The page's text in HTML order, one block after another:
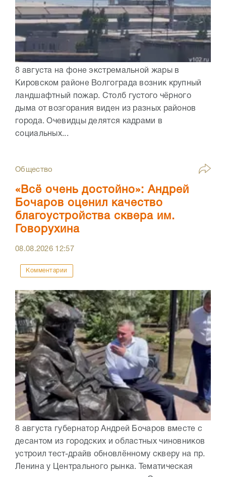
8 августа на фоне экстремальной жары в
Кировском районе Волгограда возник крупный
ландшафтный пожар. Столб густого чёрного
дыма от возгорания виден из разных районов
города. Очевидцы делятся кадрами в
социальных...
Общество
«Всё очень достойно»: Андрей
Бочаров оценил качество
благоустройства сквера им.
Говорухина
08.08.2026 12:57
Комментарии
8 августа губернатор Андрей Бочаров вместе с
десантом из городских и областных чиновников
устроил тест-драйв обновлённому скверу на пр.
Ленина у Центрального рынка. Тематическая